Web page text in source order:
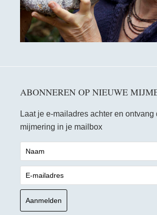
ABONNEREN OP NIEUWE
Laat je e-mailadres achter en ontvang
mijmering in je mailbox